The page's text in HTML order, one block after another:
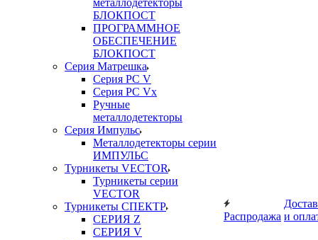
металлодетекторы
БЛОКПОСТ
ПРОГРАММНОЕ
ОБЕСПЕЧЕНИЕ
БЛОКПОСТ
Серия Матрешка
Серия PC V
Серия PC Vx
Ручные
металлодетекторы
Серия Импульс
Металлодетекторы серии
ИМПУЛЬС
Турникеты VECTOR
Турникеты серии
VECTOR
Турникеты СПЕКТР
СЕРИЯ Z
СЕРИЯ V
Распродажа и